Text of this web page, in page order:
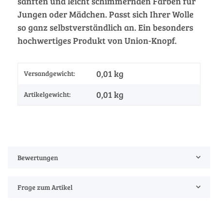
Jungen oder Mädchen. Passt sich Ihrer Wolle
so ganz selbstverständlich an. Ein besonders
hochwertiges Produkt von Union-Knopf.
Versandgewicht: 0,01 kg
Artikelgewicht: 0,01kg
Bewertungen
Frage zum Artikel